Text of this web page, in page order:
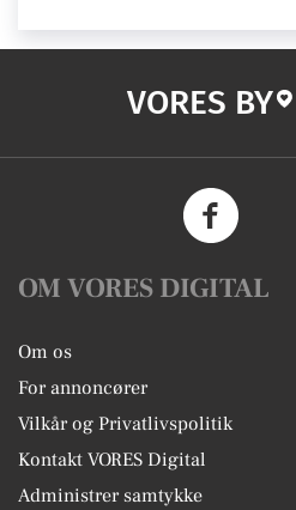
VORES BY
OM VORES DIGITAL
Om os
For annoncører
Vilkår og Privatlivspolitik
Kontakt VORES Digital
Administrer samtykke